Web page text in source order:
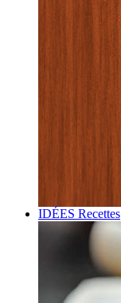
IDÉES Recettes